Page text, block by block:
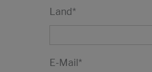
Land*
E-Mail*